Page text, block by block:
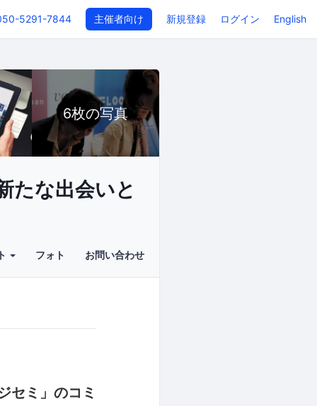
5291-7844 主催者向け 新規登録 ログイン English
6枚の写真
たな出会いと
フォト お問い合わせ
セミ」のコミ